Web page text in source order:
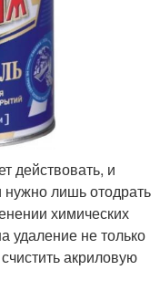
действовать, и
лишь отодрать
химических
удаление не только
акриловую